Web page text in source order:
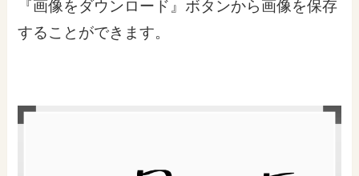
『画像をダウンロード』ボタンから画像を保存
することができます。